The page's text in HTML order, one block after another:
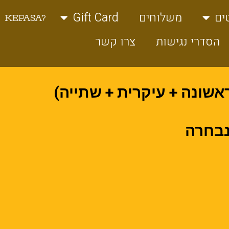
משלוחים
Gift Card
הסדרי נגישות
צרו קשר
+ עיקרית + שתייה)